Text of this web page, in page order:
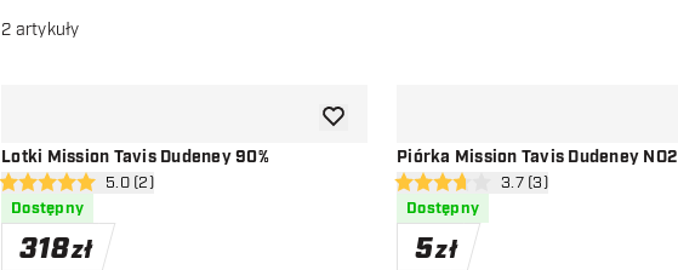
2 artykuły
Lotki Mission Tavis Dudeney 90%
otwórz panel recenzji
5 gwiazdki oceny5.0 (2)
Dostępny
318zł
dodaj do listy życzeń
Piórka Mission Tavis Dudeney NO2
otwórz panel recenzji
3.7 gwiazdki oceny
3.7 (3)
Dostępny
5zł